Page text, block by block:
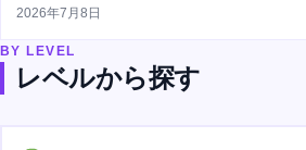
2026年7月8日
BY LEVEL
レベルから探す